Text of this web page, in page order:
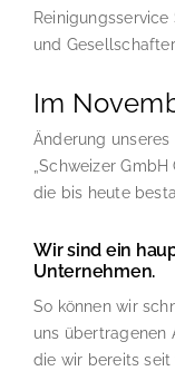
und
Im
Änderung
„Schweizer GmbH
die bis heute
Wir sind ein
Unternehmen.
So können wir
uns übertragenen
die wir bereits